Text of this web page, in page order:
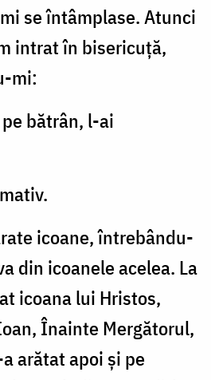
se întâmplase. Atunci
intrat în bisericuță,
mi:
bătrân, l-ai
icoane, întrebându-
din icoanele acelea. La
icoana lui Hristos,
Înainte Mergătorul,
arătat apoi și pe